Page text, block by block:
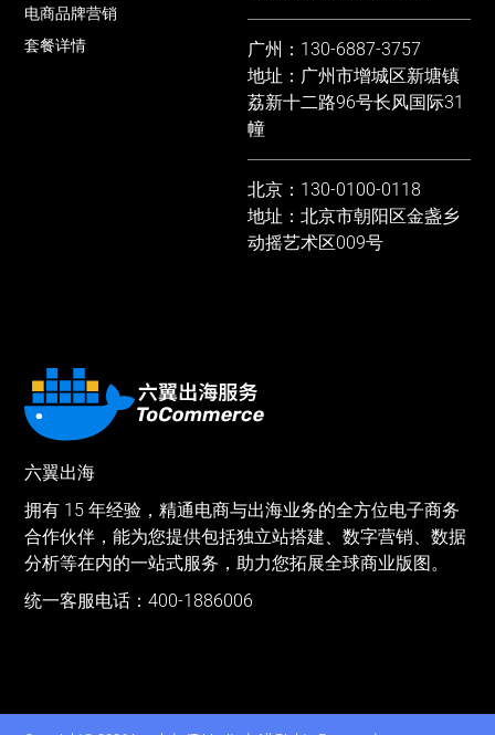
六翼出海
拥有 15 年经验，精通电商与出海业务的全方位电子商务
合作伙伴，能为您提供包括独立站搭建、数字营销、数据
分析等在内的一站式服务，助力您拓展全球商业版图。
统一客服电话：400-1886006
电商品牌营销
套餐详情
广州：130-6887-3757
地址：广州市增城区新塘镇
荔新十二路96号长风国际31
幢
北京：130-0100-0118
地址：北京市朝阳区金盏乡
动摇艺术区009号